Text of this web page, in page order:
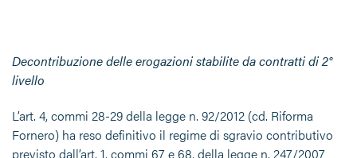
Decontribuzione delle erogazioni stabilite da contratti di 2°
livello
L’art. 4, commi 28-29 della legge n. 92/2012 (cd. Riforma
Fornero) ha reso definitivo il regime di sgravio contributivo
previsto dall’art. 1, commi 67 e 68, della legge n. 247/2007